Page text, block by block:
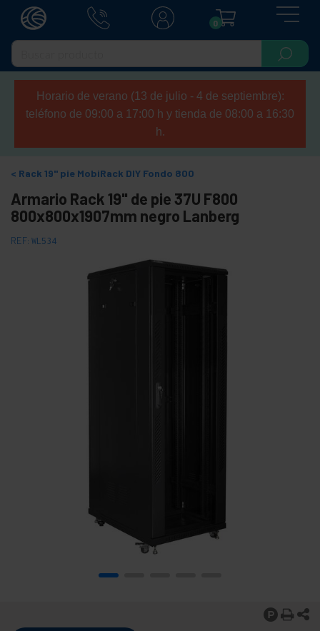
0
Horario de verano (13 de julio - 4 de septiembre):
teléfono de 09:00 a 17:00 h y tienda de 08:00 a 16:30
h.
Rack 19" pie MobiRack DIY Fondo 800
Armario Rack 19" de pie 37U F800
800x800x1907mm negro Lanberg
REF: WL534